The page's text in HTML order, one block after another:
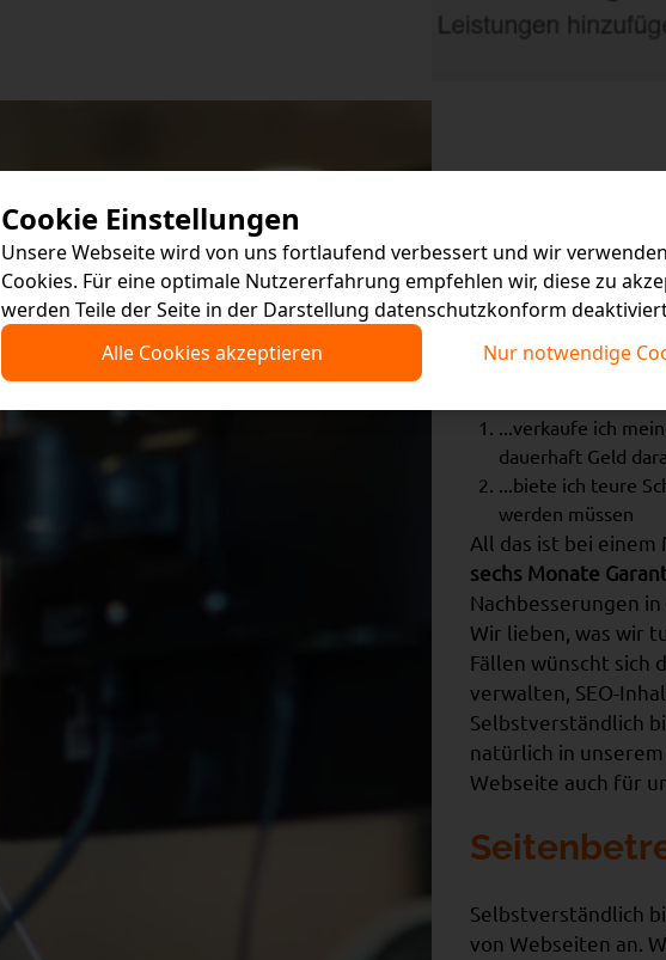
Was wir
MODX
Viele Agenturen
CMS wie
...verkaufe ich
dauerhaft Geld
...biete ich teure
werden müssen
All das ist bei einem
sechs Monate
Nachbesserungen in
Wir lieben, was wir
Fällen wünscht sich
verwalten, SEO-
Selbstverständlich
natürlich in
Webseite auch für
Selbstverständlich
von Webseiten an.
Cookie Einstellungen
Unsere Webseite wird von uns fortlaufend verbessert und wir
Cookies. Für eine optimale Nutzererfahrung empfehlen wir, diese zu
werden Teile der Seite in der Darstellung datenschutzkonform
Alle Cookies akzeptieren
Nur notwendige